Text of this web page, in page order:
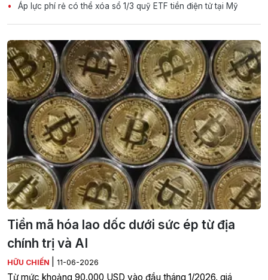
Áp lực phí rẻ có thể xóa sổ 1/3 quỹ ETF tiền điện tử tại Mỹ
Tiền mã hóa lao dốc dưới sức ép từ địa
chính trị và AI
HỮU CHIẾN 11-06-2026
Từ mức khoảng 90.000 USD vào đầu tháng 1/2026, giá